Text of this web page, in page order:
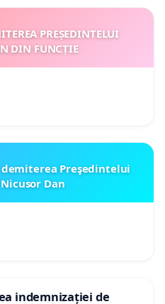
PREȘEDINTELUI
DIN FUNCȚIE
Preşedintelui
Dan
indemnizației de